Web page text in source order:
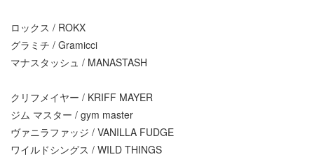
ロックス / ROKX
グラミチ / Gramicci
マナスタッシュ / MANASTASH
クリフメイヤー / KRIFF MAYER
ジム マスター / gym master
ヴァニラファッジ / VANILLA FUDGE
ワイルドシングス / WILD THINGS